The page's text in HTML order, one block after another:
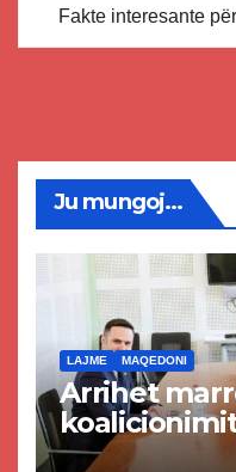
Fakte interesante
Ju mungoj...
LAJME MAQEDONI
Arrihet
Kurtit dhe